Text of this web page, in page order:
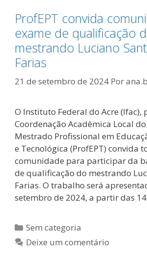
ProfEPT convida
exame de qualificação
mestrando Luciano
Farias
21 de setembro de 2024 Por
O Instituto Federal do Acre (Ifac),
Coordenação Acadêmica Local
Mestrado Profissional em
e Tecnológica (ProfEPT) convida
comunidade para participar da
de qualificação do mestrando
Farias. O trabalho será
setembro de 2024, a partir das
Categorias
Sem categoria
Deixe um comentário